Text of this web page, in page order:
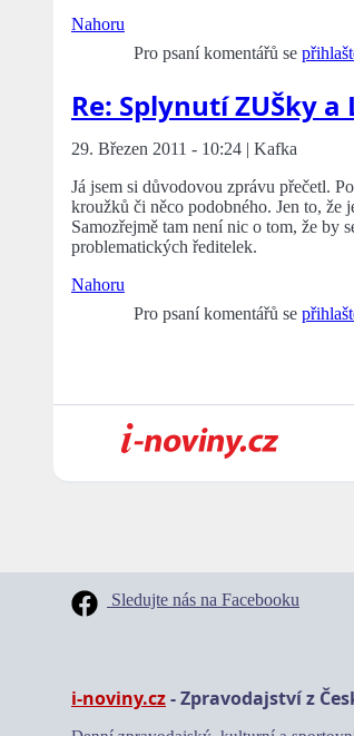
Nahoru
Pro psaní komentářů se
Re: Splynutí ZUŠky
29. Březen 2011 - 10:24 | Kafka
Já jsem si důvodovou zprávu přečetl.
kroužků či něco podobného. Jen to, že
Samozřejmě tam není nic o tom, že by
problematických ředitelek.
Nahoru
Pro psaní komentářů se
Sledujte nás na Facebooku
i-noviny.cz- Zpravodajství z